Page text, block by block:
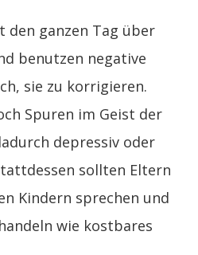
den ganzen Tag über
benutzen negative
sie zu korrigieren.
Spuren im Geist der
depressiv oder
sollten Eltern
Kindern sprechen und
wie kostbares